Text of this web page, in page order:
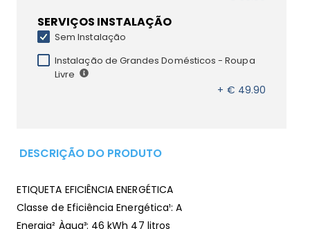
SERVIÇOS INSTALAÇÃO
Sem Instalação
Instalação de Grandes Domésticos - Roupa
Livre
+ € 49.90
DESCRIÇÃO DO PRODUTO
ETIQUETA EFICIÊNCIA ENERGÉTICA
Classe de Eficiência Energética¹: A
Energia² Àgua³: 46 kWh 47 litros